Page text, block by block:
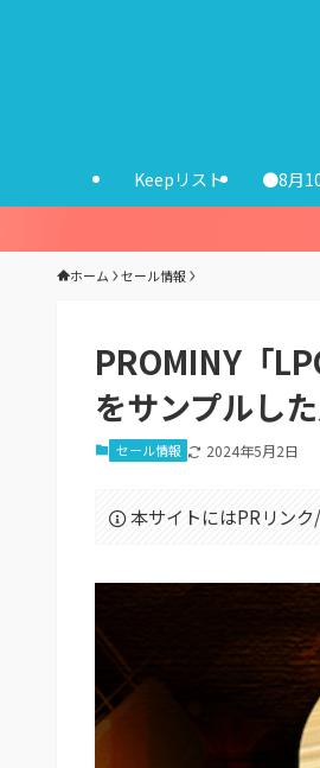
Keepリスト ●8月
ホーム セール情報
PROMINY「
をサンプルし
セール情報 2024年5月2日
本サイトにはPRリン